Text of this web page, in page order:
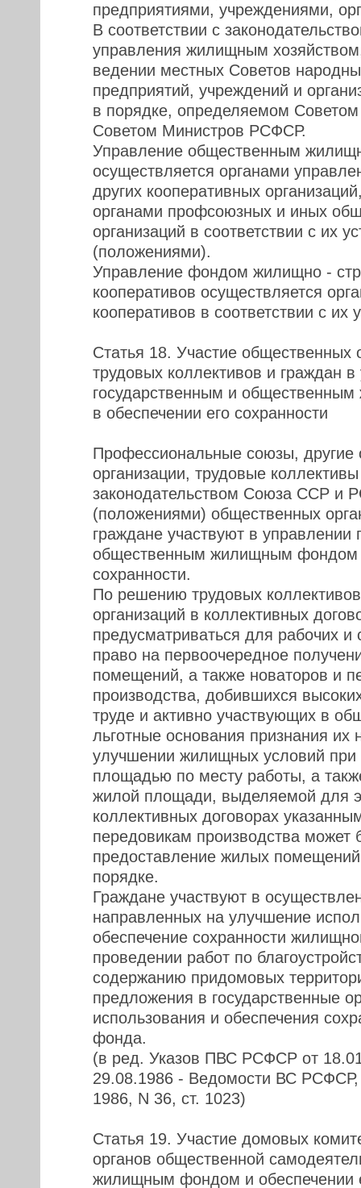
предприятиями, учреждениями,
В соответствии с
управления жилищным
ведении местных Советов
предприятий, учреждений и
в порядке, определяемом
Советом Министров РСФСР.
Управление общественным
осуществляется органами
других кооперативных
органами профсоюзных и иных
организаций в соответствии с их
(положениями).
Управление фондом жилищно -
кооперативов осуществляется
кооперативов в соответствии с их
Статья 18. Участие общественных
трудовых коллективов и граждан
государственным и
в обеспечении его сохранности
Профессиональные союзы, другие
организации, трудовые
законодательством Союза ССР и
(положениями) общественных
граждане участвуют в управлении
общественным жилищным фондом
сохранности.
По решению трудовых
организаций в коллективных
предусматриваться для рабочих
право на первоочередное
помещений, а также новаторов и
производства, добившихся
труде и активно участвующих в
льготные основания признания
улучшении жилищных условий при
площадью по месту работы, а
жилой площади, выделяемой для
коллективных договорах
передовикам производства может
предоставление жилых
порядке.
Граждане участвуют в
направленных на улучшение
обеспечение сохранности
проведении работ по
содержанию придомовых
предложения в государственные
использования и обеспечения
фонда.
(в ред. Указов ПВС РСФСР от
29.08.1986 - Ведомости ВС РСФСР,
1986, N 36, ст. 1023)
Статья 19. Участие домовых
органов общественной
жилищным фондом и обеспечении